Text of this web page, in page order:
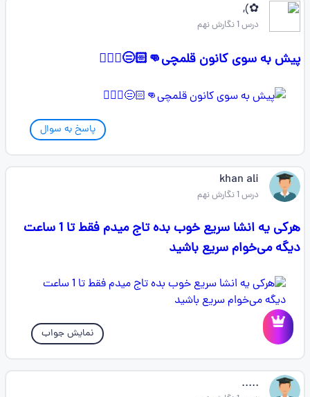
✿⁠),
درس 1 نگارش نهم
پیش به سوی کانون قلمچی👊🏻😑🤦🏻‍♀️
پاسخ به سوال
khan ali
درس 1 نگارش نهم
هرکی یه انشا سریع خوب بده تاج میدم فقط تا 1 ساعت
دیگه می‌خوام سریع باشید
نمایش جواب
.....